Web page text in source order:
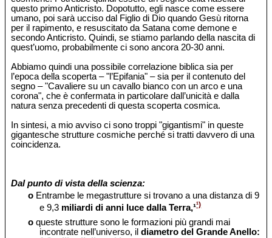
questo primo Anticristo. Dopotutto, egli nasce come essere
umano, poi sarà ucciso dal Figlio di Dio quando Gesù ritorna
per il rapimento, e resuscitato da Satana come demone e
secondo Anticristo. Quindi, se stiamo parlando della nascita di
quest’uomo, probabilmente ci sono ancora 20-30 anni.
Abbiamo quindi una possibile correlazione biblica sia per
l’epoca della scoperta – "l’Epifania" – sia per il contenuto del
segno – "Cavaliere su un cavallo bianco con un arco e una
corona", che è confermata in particolare dall’unicità e dalla
natura senza precedenti di questa scoperta cosmica.
In sintesi, a mio avviso ci sono troppi "gigantismi" in queste
gigantesche strutture cosmiche perché si tratti davvero di una
coincidenza.
Dal punto di vista della scienza:
o Entrambe le megastrutture si trovano a una distanza di 9
e 9,3 miliardi di anni luce dalla Terra,¹¹)
o queste strutture sono le formazioni più grandi mai
incontrate nell’universo, ildiametro del Grande Anello: